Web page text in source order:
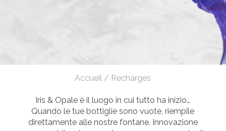
Accueil / Recharges
Iris & Opale è il luogo in cui tutto ha inizio…
Quando le tue bottiglie sono vuote, riempile
direttamente alle nostre fontane. Innovazione